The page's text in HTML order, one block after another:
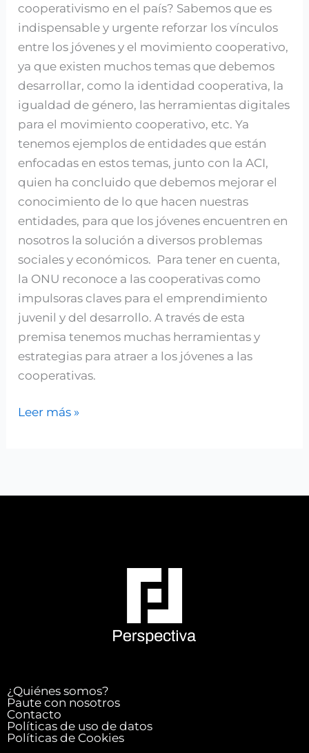
cooperativismo en el país? Sabemos que es
indispensable y urgente reforzar los vínculos
entre los jóvenes y el movimiento cooperativo,
ya que existen muchos temas que debemos
desarrollar, como la identidad cooperativa, la
igualdad de género, las herramientas digitales
para el movimiento cooperativo, etc. Ya
tenemos ejemplos de entidades que están
enfocadas en estos temas, junto con la ACI,
quien ha concluido que debemos mejorar el
conocimiento de lo que hacen nuestras
entidades, para que los jóvenes encuentren en
nosotros la solución a diversos problemas
sociales y económicos. Para tener en cuenta,
la ONU reconoce a las cooperativas como
impulsoras claves para el emprendimiento
juvenil y del desarrollo. A través de esta
premisa tenemos muchas herramientas y
estrategias para atraer a los jóvenes a las
cooperativas.
Leer más »
¿Quiénes somos?
Paute con nosotros
Contacto
Políticas de uso de datos
Políticas de Cookies